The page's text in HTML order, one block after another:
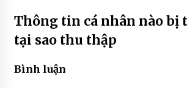
Học Cao đẳng Dược cần
trong thực tế như thế nào?
Thông tin cá nhân nào bị
tại sao thu thập
Bình luận